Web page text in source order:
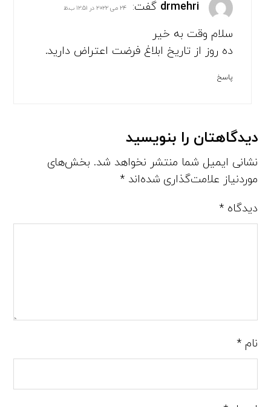
drmehri گفت: ۲۴ می ۲۰۲۲ در ۱۲:۵۱ ب.ظ
سلام وقت به خیر
ده روز از تاریخ ابلاغ فرضت اعتراض دارید.
پاسخ
دیدگاهتان را بنویسید
نشانی ایمیل شما منتشر نخواهد شد. بخش‌های
موردنیاز علامت‌گذاری شده‌اند*
دیدگاه*
نام*